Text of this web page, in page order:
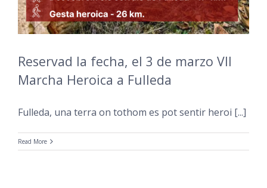
Reservad la fecha, el 3 de marzo VII
Marcha Heroica a Fulleda
Fulleda, una terra on tothom es pot sentir heroi [...]
Read More